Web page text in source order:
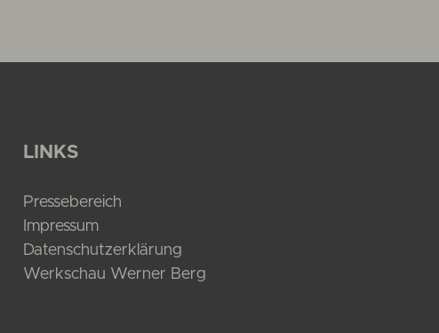
LINKS
Pressebereich
Impressum
Datenschutzerklärung
Werkschau Werner Berg